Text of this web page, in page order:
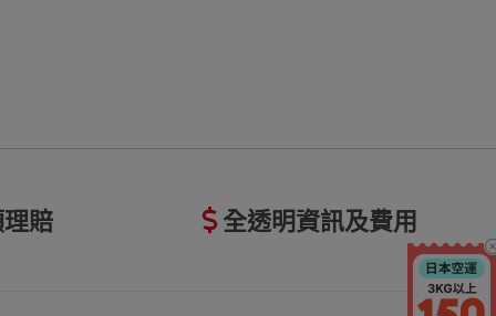
賠 全透明資訊及費用